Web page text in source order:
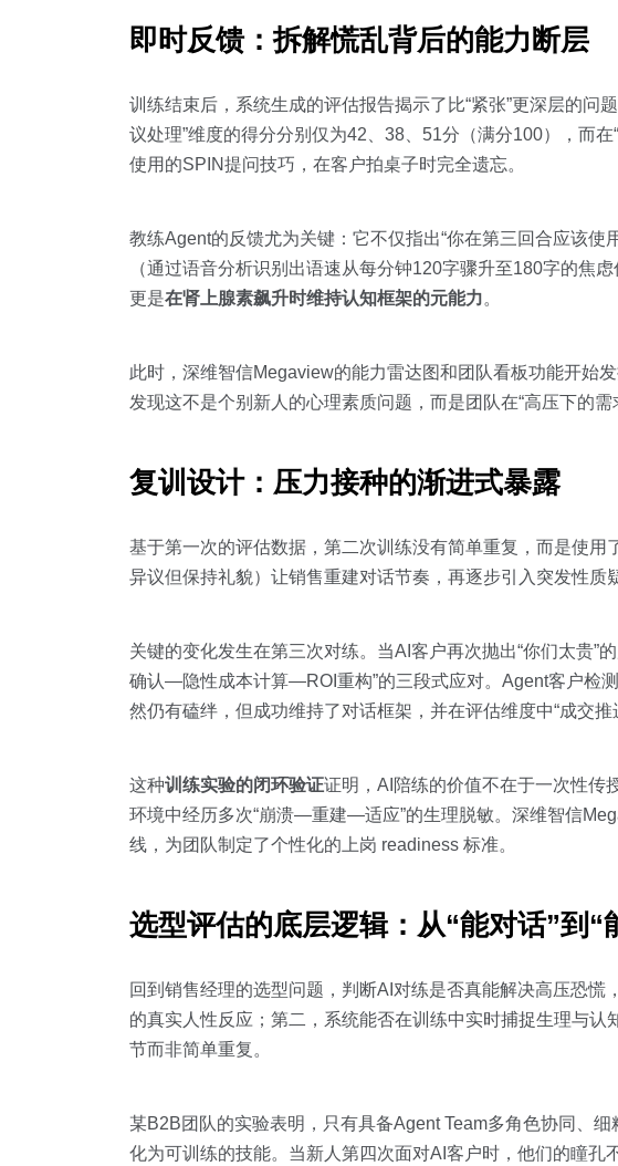
即时反馈：拆解慌乱背后的能力断层
训练结束后，系统生成的评估报告揭示了比“紧张”更深层的问
议处理”维度的得分分别仅为42、38、51分（满分100），而
使用的SPIN提问技巧，在客户拍桌子时完全遗忘。
教练Agent的反馈尤为关键：它不仅指出“你在第三回合应该
（通过语音分析识别出语速从每分钟120字骤升至180字的焦
更是在肾上腺素飙升时维持认知框架的元能力。
此时，深维智信Megaview的能力雷达图和团队看板功能开始
发现这不是个别新人的心理素质问题，而是团队在“高压下的需
复训设计：压力接种的渐进式暴露
基于第一次的评估数据，第二次训练没有简单重复，而是使
异议但保持礼貌）让销售重建对话节奏，再逐步引入突发性质
关键的变化发生在第三次对练。当AI客户再次抛出“你们太贵”
确认—隐性成本计算—ROI重构”的三段式应对。Agent客户检
然仍有磕绊，但成功维持了对话框架，并在评估维度中“成交推
这种训练实验的闭环验证证明，AI陪练的价值不在于一次性传
环境中经历多次“崩溃—重建—适应”的生理脱敏。深维智信
线，为团队制定了个性化的上岗 readiness 标准。
选型评估的底层逻辑：从“能对话”到“
回到销售经理的选型问题，判断AI对练是否真能解决高压恐
的真实人性反应；第二，系统能否在训练中实时捕捉生理与
节而非简单重复。
某B2B团队的实验表明，只有具备Agent Team多角色协同、
化为可训练的技能。当新人第四次面对AI客户时，他们的瞳孔